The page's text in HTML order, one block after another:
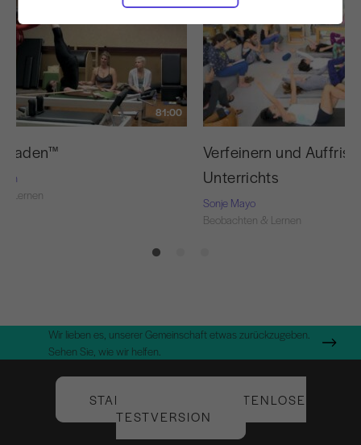
81:00
Faden™
Lernen
Verfeinern und
Unterrichts
Sonje Mayo
Beobachten & Lernen
Wir lieben es, unserer Gemeinschaft etwas zurückzugeben.
Sehen Sie, wie wir helfen.
STARTEN SIE IHRE KOSTENLOSE
TESTVERSION